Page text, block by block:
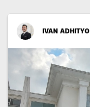
IVAN ADHITYO